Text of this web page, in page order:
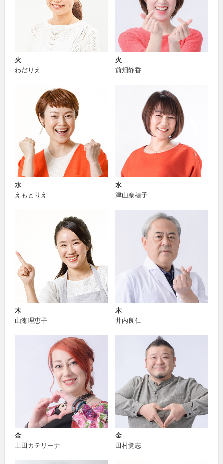
火
わだりえ
火
前畑静香
水
えもとりえ
水
津山奈穂子
木
山瀬理恵子
木
井内良仁
金
上田カテリーナ
金
田村覚志